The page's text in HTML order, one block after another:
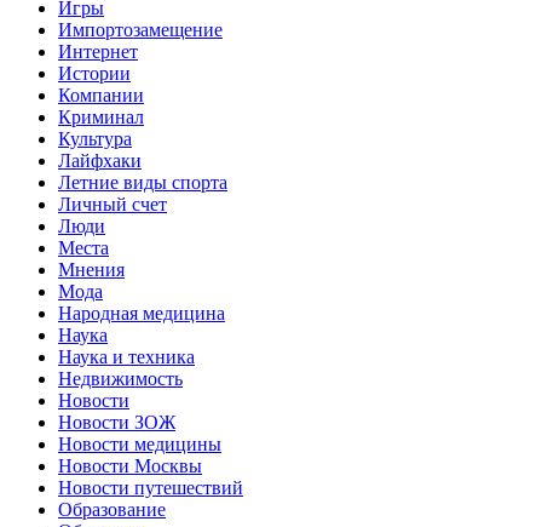
Игры
Импортозамещение
Интернет
Истории
Компании
Криминал
Культура
Лайфхаки
Летние виды спорта
Личный счет
Люди
Места
Мнения
Мода
Народная медицина
Наука
Наука и техника
Недвижимость
Новости
Новости ЗОЖ
Новости медицины
Новости Москвы
Новости путешествий
Образование